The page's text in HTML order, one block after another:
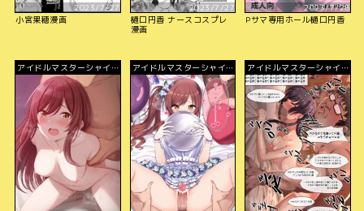
2023/7/27
小宮果穂漫画
2023/7/27
樋口円香 ナースコスプレ
漫画
2023/7/28
Pサマ専用ホール樋口円香
アイドルマスターシャイニ
ーカラーズ
アイドルマスターシャイニ
ーカラーズ
アイドルマスターシャイニ
ーカラーズ